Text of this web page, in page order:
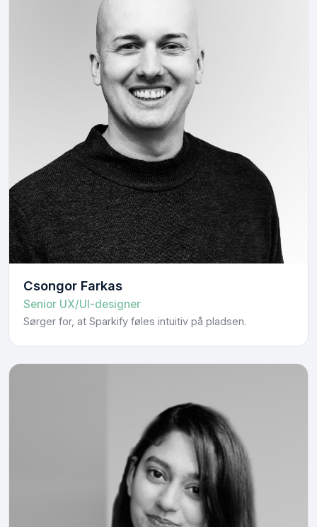
Csongor Farkas
Senior UX/UI-designer
Sørger for, at Sparkify føles intuitiv på pladsen.